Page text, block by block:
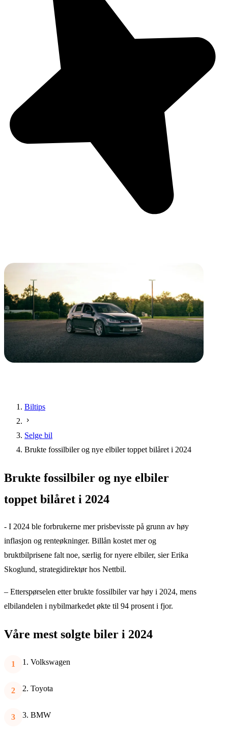
Biltips
Selge bil
Brukte fossilbiler og nye elbiler toppet bilåret i 2024
Brukte fossilbiler og nye elbiler
toppet bilåret i 2024
- I 2024 ble forbrukerne mer prisbevisste på grunn av høy
inflasjon og renteøkninger. Billån kostet mer og
bruktbilprisene falt noe, særlig for nyere elbiler, sier Erika
Skoglund, strategidirektør hos Nettbil.
– Etterspørselen etter brukte fossilbiler var høy i 2024, mens
elbilandelen i nybilmarkedet økte til 94 prosent i fjor.
Våre mest solgte biler i 2024
Volkswagen
Toyota
BMW